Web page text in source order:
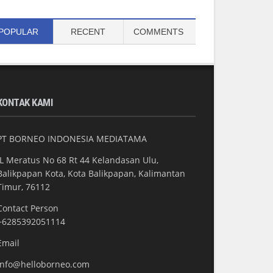
RECENT COMMENTS
KAMI
BORNEO INDONESIA MEDIATAMA
Meratus No 68 Rt 44 Kelandasan Ulu,
Kota, Kota Balikpapan, Kalimantan
76112
Person